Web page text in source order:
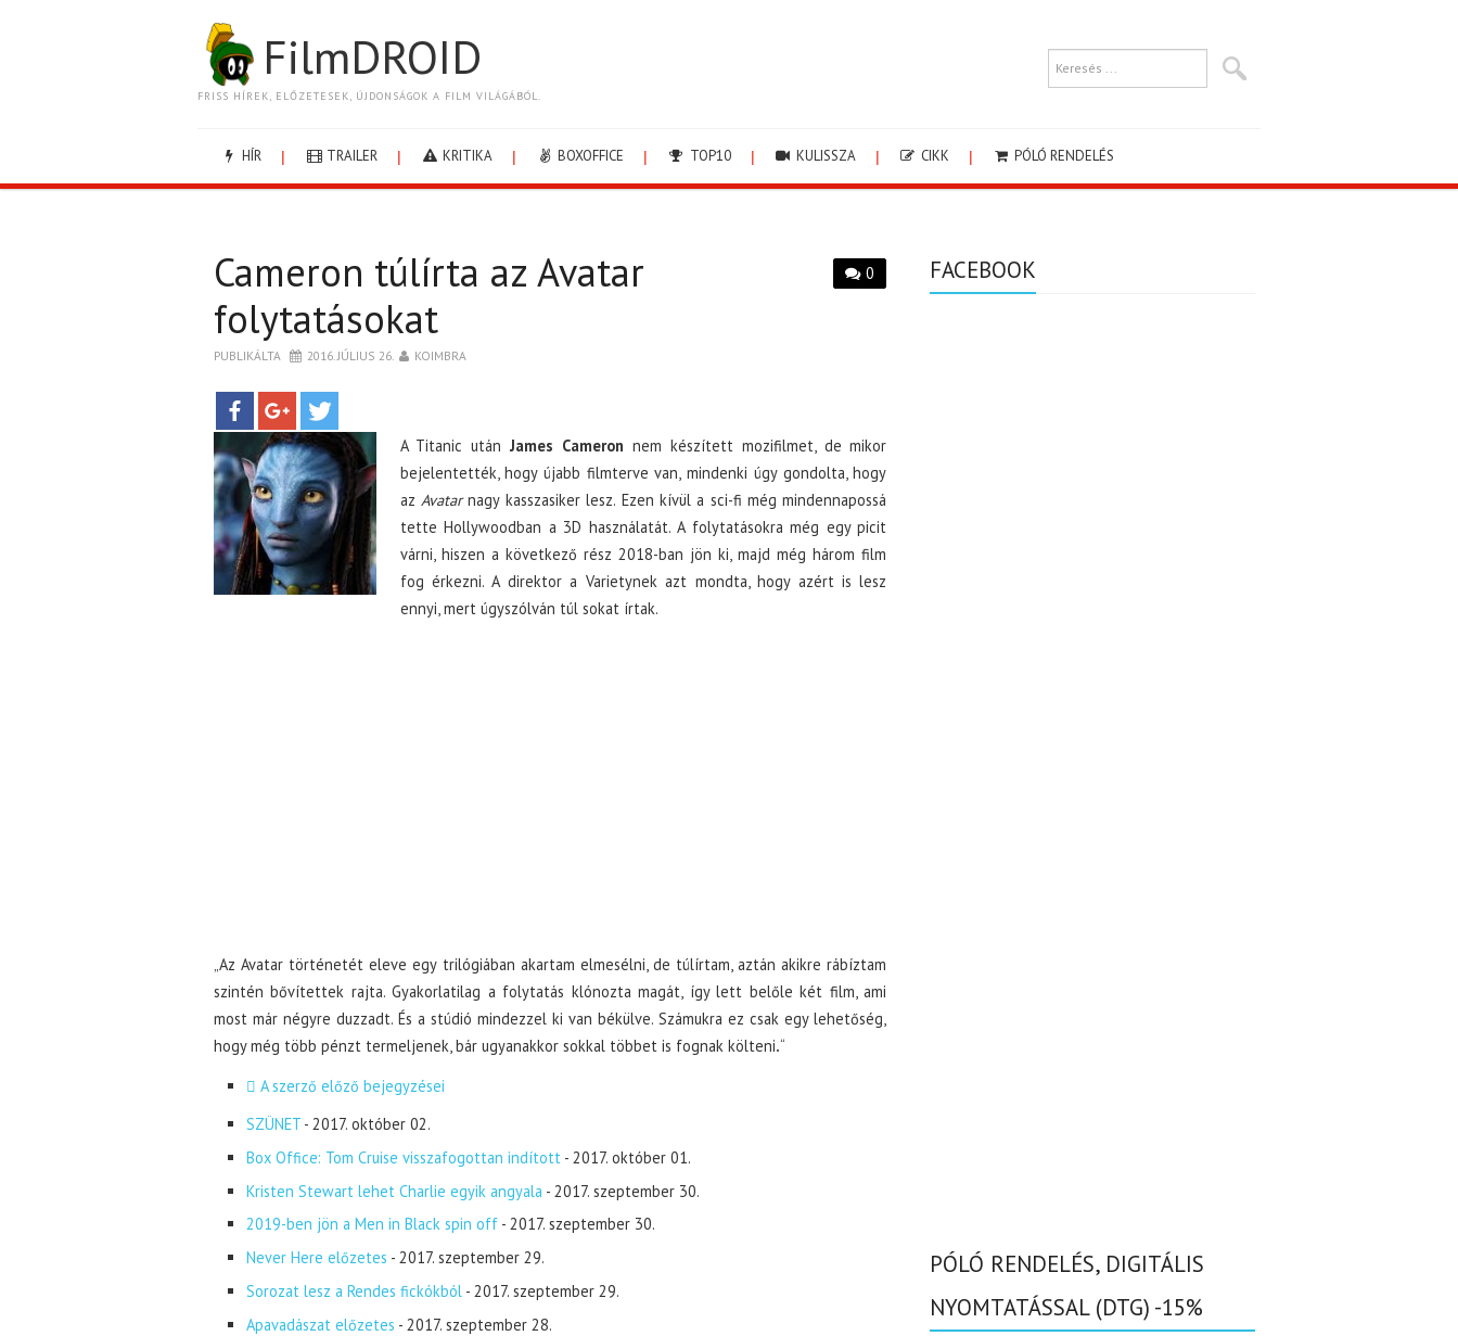
FilmDROID
FRISS HÍREK, ELŐZETESEK, ÚJDONSÁGOK A FILM VILÁGÁBÓL.
HÍR TRAILER KRITIKA BOXOFFICE TOP10 KULISSZA CIKK PÓLÓ RENDELÉS
0
Cameron túlírta az Avatar
folytatásokat
PUBLIKÁLTA 2016. JÚLIUS 26. KOIMBRA
A Titanic utánJames Cameron nem készített mozifilmet, de mikor
bejelentették, hogy újabb filmterve van, mindenki úgy gondolta, hogy
az Avatarnagy kasszasiker lesz. Ezen kívül a sci-fi még mindennapossá
tette Hollywoodban a 3D használatát. A folytatásokra még egy picit
várni, hiszen a következő rész 2018-ban jön ki, majd még három film
fog érkezni. A direktor a Varietynek azt mondta, hogy azért is lesz
ennyi, mert úgyszólván túl sokat írtak.
„Az Avatar történetét eleve egy trilógiában akartam elmesélni, de túlírtam, aztán akikre rábíztam
szintén bővítettek rajta. Gyakorlatilag a folytatás klónozta magát, így lett belőle két film, ami
most már négyre duzzadt. És a stúdió mindezzel ki van békülve. Számukra ez csak egy lehetőség,
hogy még több pénzt termeljenek, bár ugyanakkor sokkal többet is fognak költeni.“
A szerző előző bejegyzései
SZÜNET - 2017. október 02.
Box Office: Tom Cruise visszafogottan indított - 2017. október 01.
Kristen Stewart lehet Charlie egyik angyala - 2017. szeptember 30.
2019-ben jön a Men in Black spin off - 2017. szeptember 30.
Never Here előzetes - 2017. szeptember 29.
Sorozat lesz a Rendes fickókból - 2017. szeptember 29.
Apavadászat előzetes - 2017. szeptember 28.
FACEBOOK
PÓLÓ RENDELÉS, DIGITÁLIS
NYOMTATÁSSAL (DTG) -15%